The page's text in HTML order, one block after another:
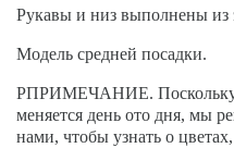
Рукавы и низ выполнены из
Модель средней посадки.
PПРИМЕЧАНИЕ. Поскольку
меняется день ото дня, мы
нами, чтобы узнать о